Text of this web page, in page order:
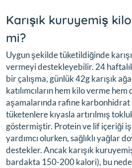
Karışık kuruyemiş
mi?
Uygun şekilde tüketildiğinde
vermeyi destekleyebilir. 24
bir çalışma, günlük 42g karışık
katılımcıların hem kilo verme
aşamalarında rafine karbonhidrat
tüketenlere kıyasla artırılmış
göstermiştir. Protein ve lif içeriği
yardımcı olurken, sağlıklı yağlar
destekler. Ancak karışık
bardakta 150-200 kalori), bu